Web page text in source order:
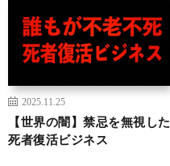
2025.11.25
【世界の闇】禁忌を無視した
死者復活ビジネス